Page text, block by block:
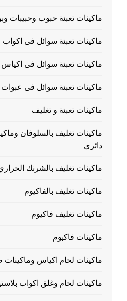
ماكينات تعبئة حبوب وحبيبات
ماكينات تعبئة سوائل فى
ماكينات تعبئة سوائل فى اكياس
ماكينات تعبئة سوائل فى عبوات
ماكينات تعبئة و تغليف
ماكينات تغليف بالسلوفان
دائري
ماكينات تغليف بالشرنك
ماكينات تغليف بالفاكيوم
ماكينات تغليف فاكيوم
ماكينات فاكيوم
ماكينات لحام اكياس وماكينات
ماكينات لحام وغلق اكواب